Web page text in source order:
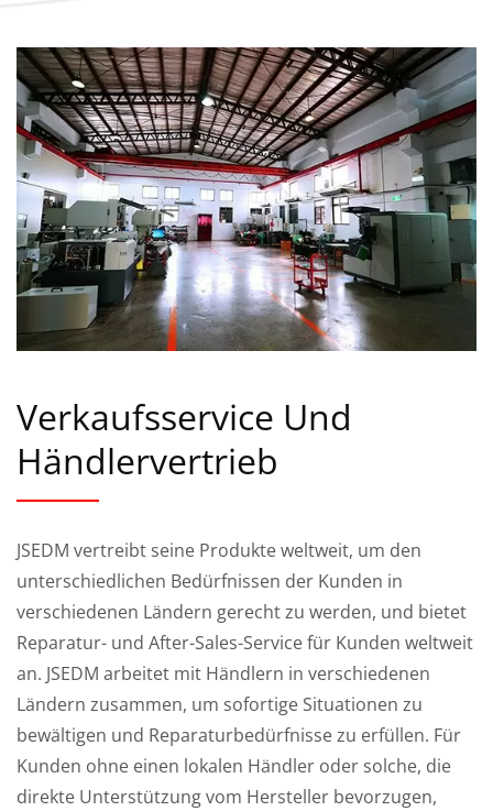
Verkaufsservice Und
Händlervertrieb
JSEDM vertreibt seine Produkte weltweit, um den
unterschiedlichen Bedürfnissen der Kunden in
verschiedenen Ländern gerecht zu werden, und bietet
Reparatur- und After-Sales-Service für Kunden weltweit
an. JSEDM arbeitet mit Händlern in verschiedenen
Ländern zusammen, um sofortige Situationen zu
bewältigen und Reparaturbedürfnisse zu erfüllen. Für
Kunden ohne einen lokalen Händler oder solche, die
direkte Unterstützung vom Hersteller bevorzugen,